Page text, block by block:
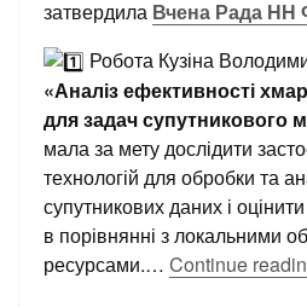
затвердила Вчена Рада НН
Робота Кузіна
«Аналіз ефективності
для задач супутникового
мала за мету дослідити
технологій для обробки та
супутникових даних і
в порівнянні з локальними
ресурсами.… Continue